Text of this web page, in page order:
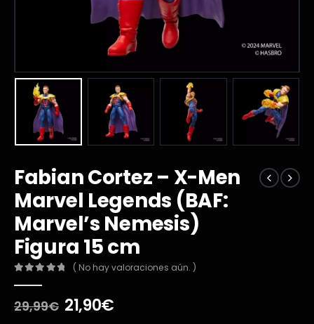
Fabian Cortez – X-Men
Marvel Legends (BAF:
Marvel’s Nemesis)
Figura 15 cm
( No hay valoraciones aún. )
29,99€ El
21,90€El